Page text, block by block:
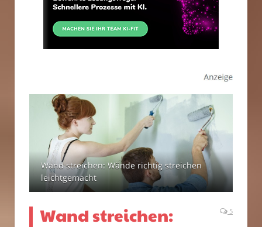
Wand streichen: Wände richtig streichen
leichtgemacht
Wand streichen:
5